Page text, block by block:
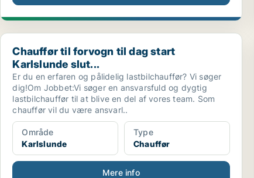
Chauffør til forvogn til dag start Karlslunde slut...
Chauffør til forvogn til dag start
Karlslunde slut...
Er du en erfaren og pålidelig lastbilchauffør? Vi søger
dig!Om Jobbet:Vi søger en ansvarsfuld og dygtig
lastbilchauffør til at blive en del af vores team. Som
chauffør vil du være ansvarl..
Område
Karlslunde
Type
Chauffør
Mere info